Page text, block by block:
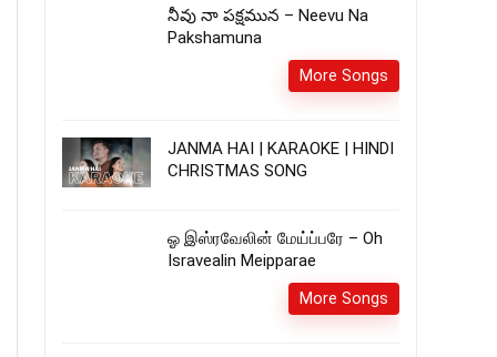
నీవు నా పక్షమున – Neevu Na
Pakshamuna
More Songs
JANMA HAI | KARAOKE | HINDI
CHRISTMAS SONG
ஓ இஸ்ரவேலின் மேய்ப்பரே – Oh
Isravealin Meipparae
More Songs